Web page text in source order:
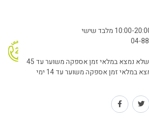
זמני אספקה - כל מוצר שלא נמצא במלאי זמן אספקה משוער עד 45
ימי עסקים. כל מוצר הנמצא במלאי זמן אספקה משוער עד 14 ימי